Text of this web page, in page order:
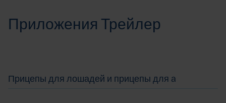
Приложения Трейлер
Прицепы для лошадей и прицепы для